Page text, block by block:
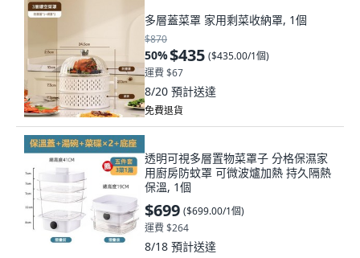
多層蓋菜罩 家用剩菜收納罩, 1個
$870
50%$435 ($435.00/1個)
運費 $67
8/20 預計送達
免費退貨
透明可視多層置物菜罩子 分格保濕家
用廚房防蚊罩 可微波爐加熱 持久隔熱
保溫, 1個
$699 ($699.00/1個)
運費 $264
8/18 預計送達